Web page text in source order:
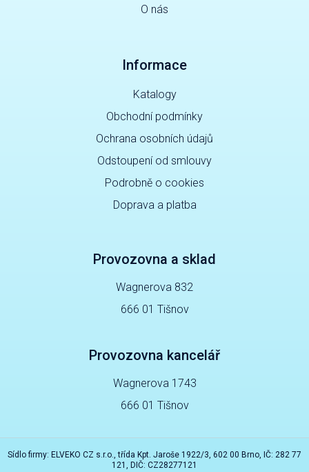
O nás
Informace
Katalogy
Obchodní podmínky
Ochrana osobních údajů
Odstoupení od smlouvy
Podrobně o cookies
Doprava a platba
Provozovna a sklad
Wagnerova 832
666 01 Tišnov
Provozovna kancelář
Wagnerova 1743
666 01 Tišnov
Sídlo firmy: ELVEKO CZ s.r.o., třída Kpt. Jaroše 1922/3, 602 00 Brno, IČ: 282 77
121, DIČ: CZ28277121